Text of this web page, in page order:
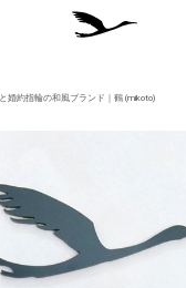
婚約指輪の和風ブランド｜鶴 (mikoto)